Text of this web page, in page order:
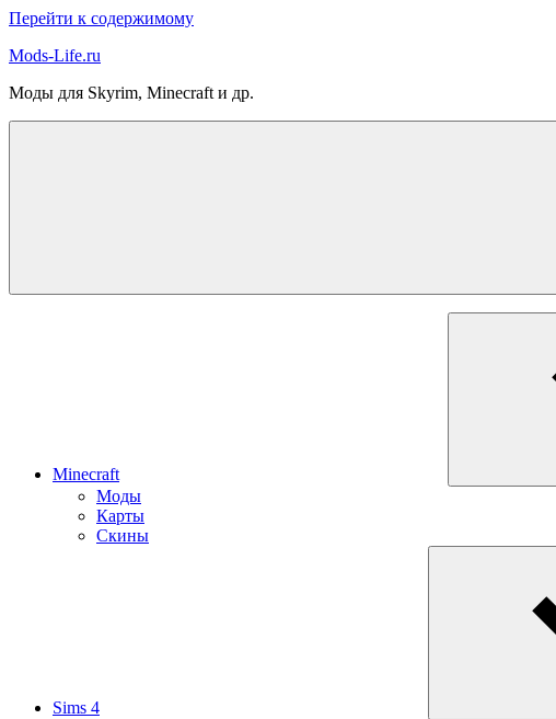
Перейти к содержимому
Mods-Life.ru
Моды для Skyrim, Minecraft и др.
Minecraft
Моды
Карты
Скины
Sims 4